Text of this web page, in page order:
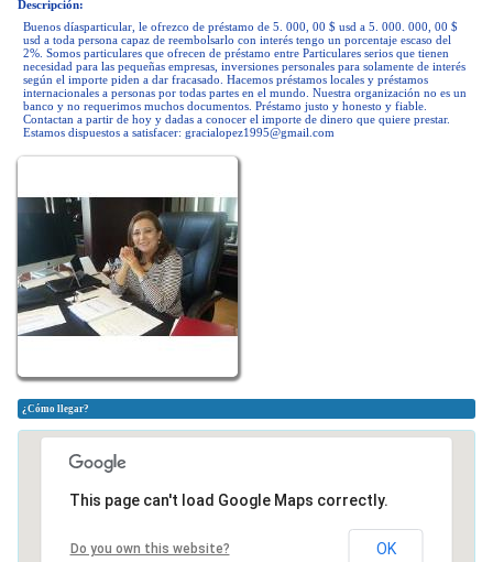
Descripción:
Buenos díasparticular, le ofrezco de préstamo de 5. 000, 00 $ usd a 5. 000. 000, 00 $
usd a toda persona capaz de reembolsarlo con interés tengo un porcentaje escaso del
2%. Somos particulares que ofrecen de préstamo entre Particulares serios que tienen
necesidad para las pequeñas empresas, inversiones personales para solamente de interés
según el importe piden a dar fracasado. Hacemos préstamos locales y préstamos
internacionales a personas por todas partes en el mundo. Nuestra organización no es un
banco y no requerimos muchos documentos. Préstamo justo y honesto y fiable.
Contactan a partir de hoy y dadas a conocer el importe de dinero que quiere prestar.
Estamos dispuestos a satisfacer: gracialopez1995@gmail.com
¿Cómo llegar?
This page can't load Google Maps correctly.
Do you own this website? OK